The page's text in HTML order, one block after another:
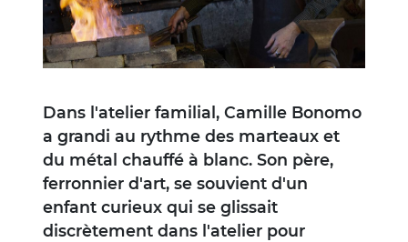
Dans l'atelier familial, Camille Bonomo
a grandi au rythme des marteaux et
du métal chauffé à blanc. Son père,
ferronnier d'art, se souvient d'un
enfant curieux qui se glissait
discrètement dans l'atelier pour